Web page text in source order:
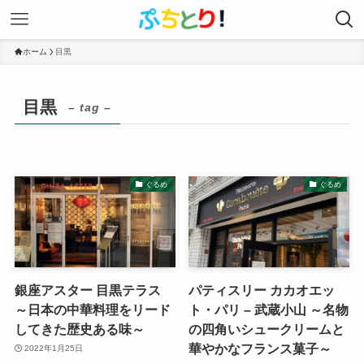
ホーム 目黒
目黒 – tag –
ぐるめ
銀座アスター 目黒テラス
～日本の中華料理をリード
してきた歴史ある味～
2022年1月25日
ぐるめ
パティスリー カカオエッ
ト・パリ – 武蔵小山 ～名物
の四角いシュークリームと
華やかなフランス菓子～